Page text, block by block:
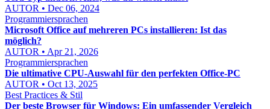
AUTOR • Dec 06, 2024
Programmiersprachen
Microsoft Office auf mehreren PCs installieren: Ist das
möglich?
AUTOR • Apr 21, 2026
Programmiersprachen
Die ultimative CPU-Auswahl für den perfekten Office-PC
AUTOR • Oct 13, 2025
Best Practices & Stil
Der beste Browser für Windows: Ein umfassender Vergleich